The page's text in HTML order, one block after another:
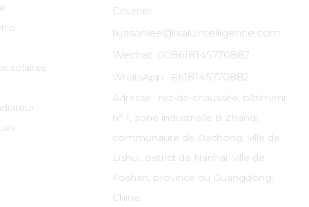
solaires
Courriel :
lxjasonlee@lxaluintelligence.com
Wechat :008618145770882
WhatsApp : 8618145770882
Adresse : rez-de-chaussée, bâtiment
n° 1, zone industrielle 8 Zhanqi,
communauté de Dachong, ville de
Lishui, district de Nanhai, ville de
Foshan, province du Guangdong,
Chine.